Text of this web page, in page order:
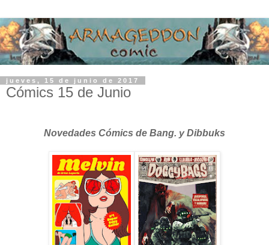
jueves, 15 de junio de 2017
Cómics 15 de Junio
Novedades Cómics de Bang. y Dibbuks